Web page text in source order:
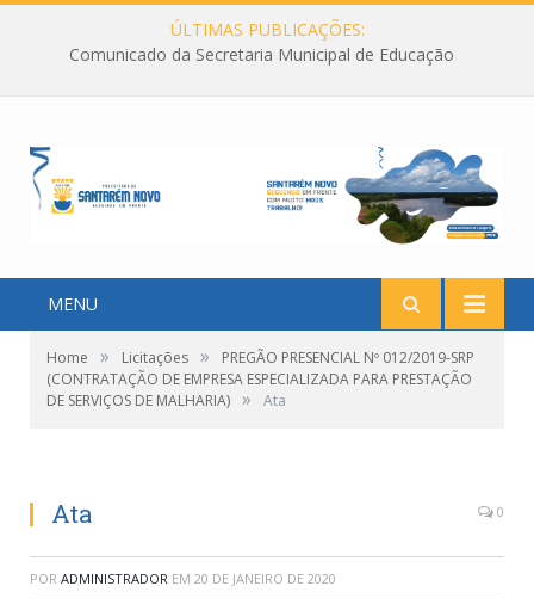
ÚLTIMAS PUBLICAÇÕES:
Comunicado da Secretaria Municipal de Educação
MENU
Home » Licitações »
PREGÃO PRESENCIAL Nº 012/2019-SRP
(CONTRATAÇÃO DE EMPRESA ESPECIALIZADA PARA PRESTAÇÃO
DE SERVIÇOS DE MALHARIA) » Ata
Ata 0
POR ADMINISTRADOR EM 20 DE JANEIRO DE 2020